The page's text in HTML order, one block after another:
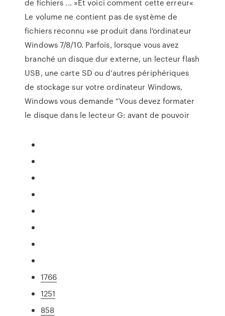
de fichiers ... »Et voici comment cette erreur«
Le volume ne contient pas de système de
fichiers reconnu »se produit dans l’ordinateur
Windows 7/8/10. Parfois, lorsque vous avez
branché un disque dur externe, un lecteur flash
USB, une carte SD ou d’autres périphériques
de stockage sur votre ordinateur Windows,
Windows vous demande “Vous devez formater
le disque dans le lecteur G: avant de pouvoir
1766
1251
858